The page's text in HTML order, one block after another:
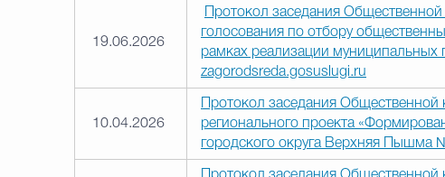
19.06.2026
Протокол заседания
голосования по отбору
рамках реализации
zagorodsreda.gosuslugi.ru
10.04.2026
Протокол заседания
регионального проекта
городского округа Верхняя Пышма